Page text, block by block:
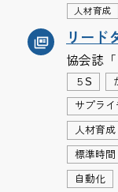
人材育成
リード
協会誌「
５S
サプラ
人材育成
標準時間
自動化